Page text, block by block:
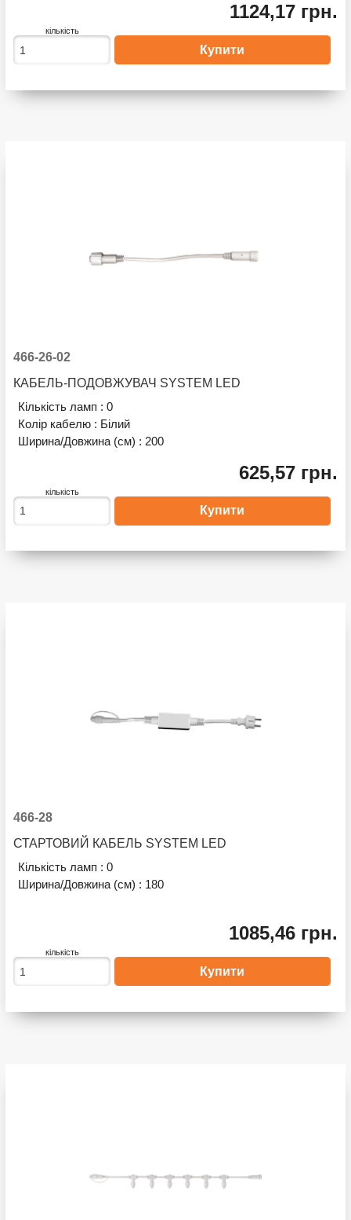
1124,17 грн.
кількість
466-26-02
КАБЕЛЬ-ПОДОВЖУВАЧ SYSTEM LED
Кількість ламп :0
Колір кабелю : Білий
Ширина/Довжина (см) : 200
625,57 грн.
кількість
466-28
СТАРТОВИЙ КАБЕЛЬ SYSTEM LED
Кількість ламп :0
Ширина/Довжина (см) : 180
1085,46 грн.
кількість